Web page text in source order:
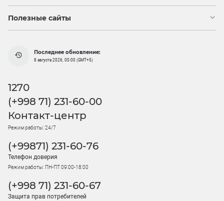
Полезные сайты
Последнее обновление:
8 августа 2026, 00:00 (GMT+5)
1270
(+998 71) 231-60-00
Контакт-центр
Режим работы: 24/7
(+99871) 231-60-76
Телефон доверия
Режим работы: ПН-ПТ 09:00-18:00
(+998 71) 231-60-67
Защита прав потребителей